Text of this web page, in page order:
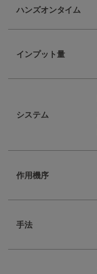
ハンズオンタイム
インプット量
システム
作用機序
手法